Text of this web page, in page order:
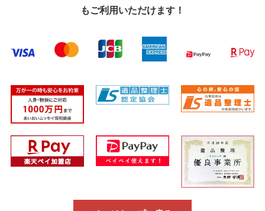
もご利用いただけます！